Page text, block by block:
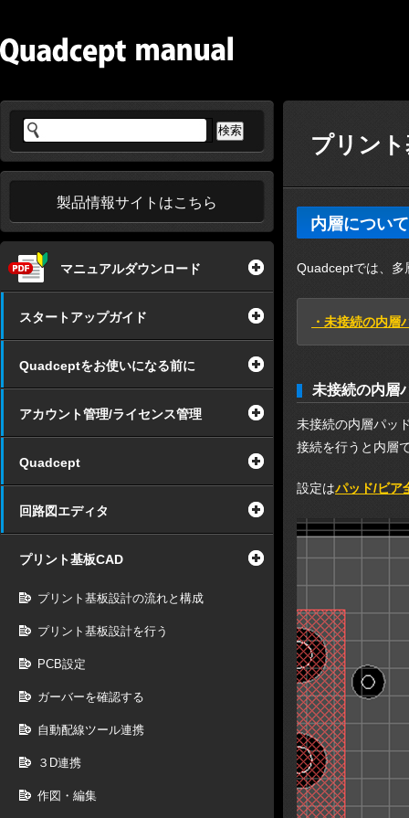
製品情報サイトはこちら
マニュアルダウンロード
スタートアップガイド
Quadceptをお使いになる前に
アカウント管理/ライセンス管理
Quadcept
回路図エディタ
プリント基板CAD
プリント基板設計の流れと構成
プリント基板設計を行う
PCB設定
ガーバーを確認する
自動配線ツール連携
３D連携
作図・編集
プリン
内層につい
Quadceptでは、多
・未接続の内
未接続の内層
未接続の内層パッ
接続を行うと内層
設定はパッド/ビア